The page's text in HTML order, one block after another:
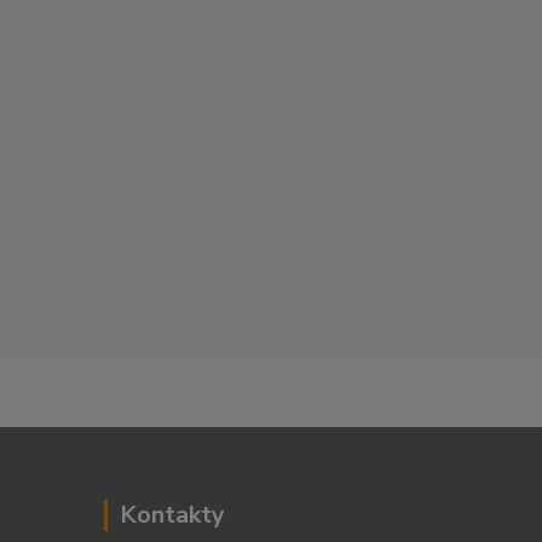
Kontakty